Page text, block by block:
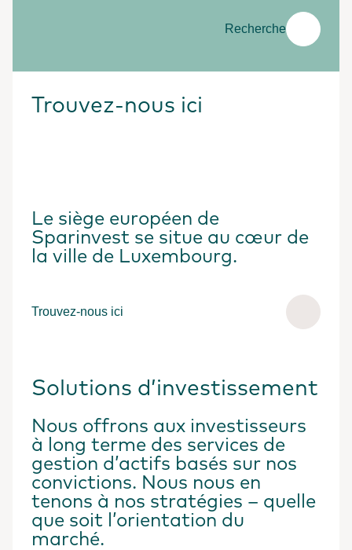
Recherche
Trouvez-nous ici
Le siège européen de
Sparinvest se situe au cœur de
la ville de Luxembourg.
Trouvez-nous ici
Solutions d’investissement
Nous offrons aux investisseurs
à long terme des services de
gestion d’actifs basés sur nos
convictions. Nous nous en
tenons à nos stratégies – quelle
que soit l’orientation du
marché.